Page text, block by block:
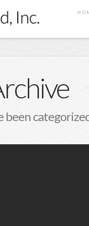
been